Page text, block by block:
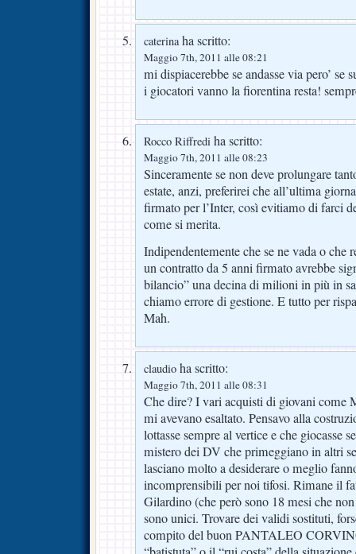
caterinaha scritto:
Maggio 7th, 2011 alle 08:21
mi dispiacerebbe se andasse via pero’ se
i giocatori vanno la fiorentina resta!
Rocco Riffredi ha scritto:
Maggio 7th, 2011 alle 08:23
Sinceramente se non deve prolungare
estate, anzi, preferirei che all’ultima
firmato per l’Inter, così evitiamo di farci
come si merita.
Indipendentemente che se ne vada o che
un contratto da 5 anni firmato avrebbe
bilancio” una decina di milioni in più in
chiamo errore di gestione. E tutto per
Mah.
claudio ha scritto:
Maggio 7th, 2011 alle 08:31
Che dire? I vari acquisti di giovani come
mi avevano esaltato. Pensavo alla
lottasse sempre al vertice e che
mistero dei DV che primeggiano in altri
lasciano molto a desiderare o meglio
incomprensibili per noi tifosi. Rimane il
Gilardino (che però sono 18 mesi che
sono unici. Trovare dei validi sostituti,
compito del buon PANTALEO